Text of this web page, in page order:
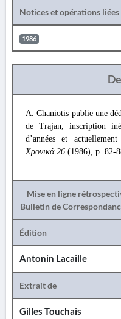
Notices et opérations liées
1986
A. Chaniotis publie une
de Trajan, inscription
d’années et
Χρονικά 26 (1986), p. 82-
Mise en ligne
Bulletin de
Édition
Antonin Lacaille
Extrait de
Gilles Touchais